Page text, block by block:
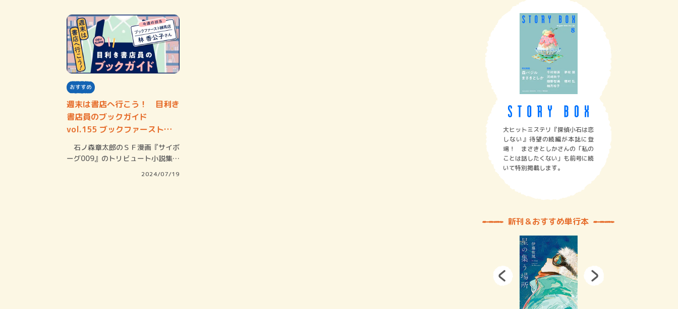
おすすめ
週末は書店へ行こう！ 目利き
書店員のブックガイド
vol.155 ブックファースト練
馬店 林 香公…
石ノ森章太郎のＳＦ漫画『サイボ
ーグ009』のトリビュート小説集。
2024/07/19
大ヒットミステリ『探偵小石は恋
しない』待望の続編が本誌に登
場！ まさきとしかさんの「私の
ことは話したくない」も前号に続
いて特別掲載します。
新刊＆おすすめ単行本